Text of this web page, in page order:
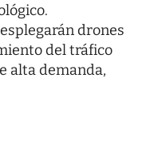
drones
del tráfico
alta demanda,